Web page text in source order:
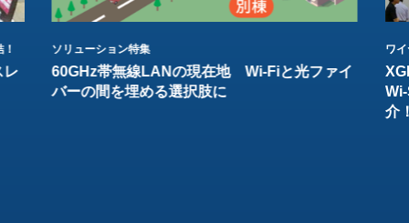
レ
ソリューション特集
60GHz帯無線LANの現在地 Wi-Fiと光ファイ
バーの間を埋める選択肢に
ワ
介